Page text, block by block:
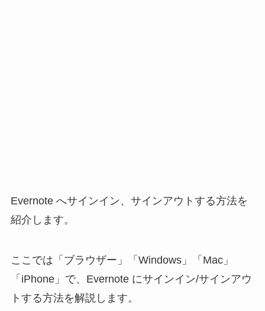
Evernote へサインイン、サインアウトする方法を
紹介します。
ここでは「ブラウザー」「Windows」「Mac」
「iPhone」で、Evernote にサインイン/サインアウ
トする方法を解説します。